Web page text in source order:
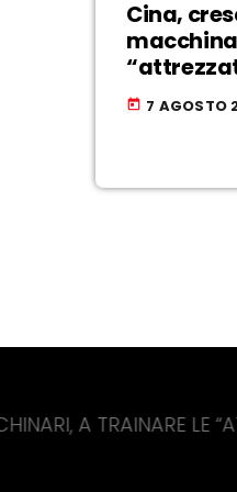
Cina,
today 7 AGOSTO
LE